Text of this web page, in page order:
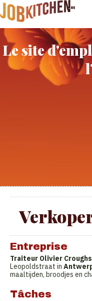
Le site
Entreprise
Traiteur Olivier Croughs
Leopoldstraat in
maaltijden, broodjes en
Tâches